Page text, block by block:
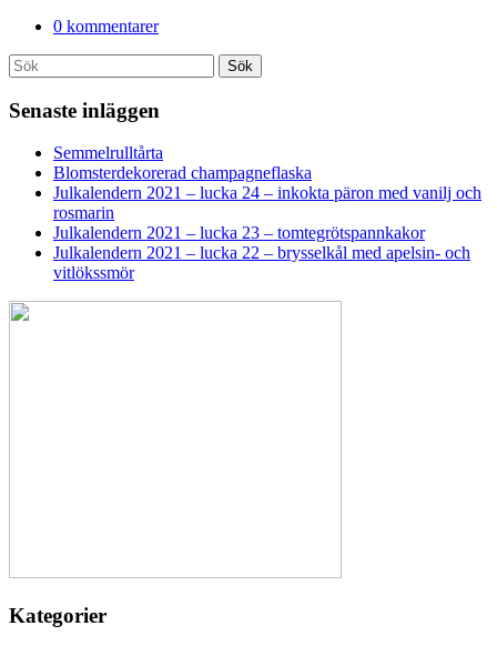
0 kommentarer
Search
for:
Sök
Senaste inläggen
Semmelrulltårta
Blomsterdekorerad champagneflaska
Julkalendern 2021 – lucka 24 – inkokta päron med vanilj och
rosmarin
Julkalendern 2021 – lucka 23 – tomtegrötspannkakor
Julkalendern 2021 – lucka 22 – brysselkål med apelsin- och
vitlökssmör
Kategorier